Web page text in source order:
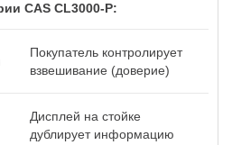
CAS CL3000-P:
Покупатель контролирует
взвешивание (доверие)
Дисплей на стойке
дублирует информацию